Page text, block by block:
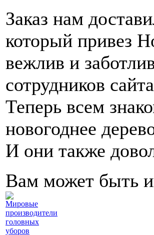
Заказ нам
который привез
вежлив и
сотрудников
Теперь всем
новогоднее
И они также
Вам может быть
Мировые
производители
головных
уборов